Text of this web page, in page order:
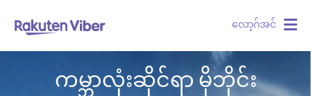
လော့ဂ်အင်
ကမ္ဘာလုံးဆိုင်ရာ မိုဘိုင်း